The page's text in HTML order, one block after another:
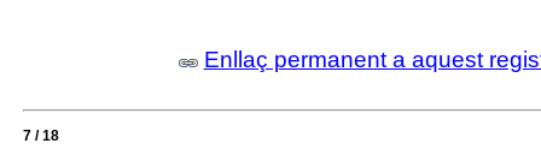
Enllaç permanent a aquest
7 / 18